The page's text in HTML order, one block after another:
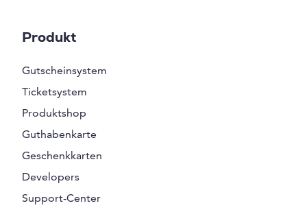
Produkt
Gutscheinsystem
Ticketsystem
Produktshop
Guthabenkarte
Geschenkkarten
Developers
Support-Center